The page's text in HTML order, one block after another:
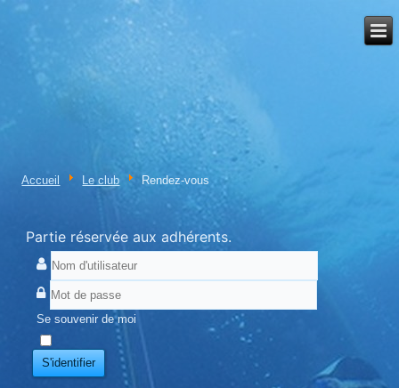
Accueil Le club Rendez-vous
Partie réservée aux adhérents.
Se souvenir de moi
S'identifier